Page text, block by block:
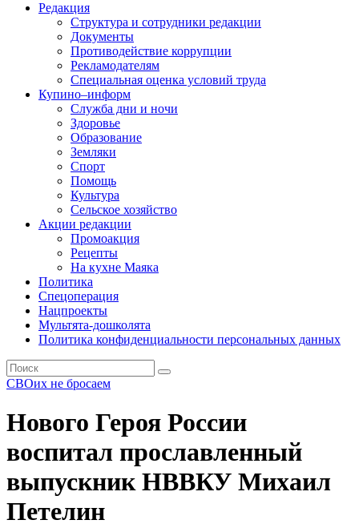
Редакция
Структура и сотрудники редакции
Документы
Противодействие коррупции
Рекламодателям
Специальная оценка условий труда
Купино–информ
Служба дни и ночи
Здоровье
Образование
Земляки
Спорт
Помощь
Культура
Сельское хозяйство
Акции редакции
Промоакция
Рецепты
На кухне Маяка
Политика
Спецоперация
Нацпроекты
Мультята-дошколята
Политика конфиденциальности персональных данных
СВОих не бросаем
Нового Героя России
воспитал прославленный
выпускник НВВКУ Михаил
Петелин